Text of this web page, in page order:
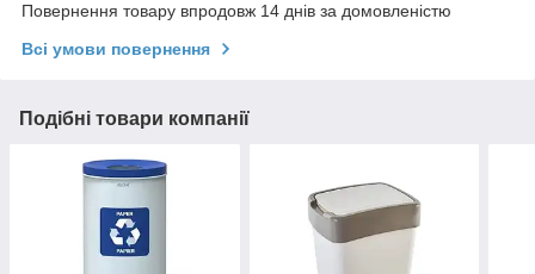
Повернення товару впродовж 14 днів за домовленістю
Всі умови повернення
Подібні товари компанії